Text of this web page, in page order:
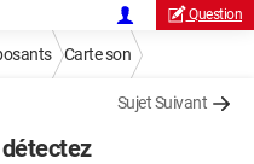
Question
Carte son
Sujet Suivant